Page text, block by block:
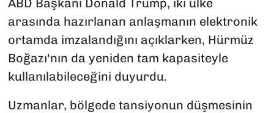
arasında hazırlanan anlaşmanın elektronik
ortamda imzalandığını açıklarken, Hürmüz
Boğazı'nın da yeniden tam kapasiteyle
kullanılabileceğini duyurdu.
Uzmanlar, bölgede tansiyonun düşmesinin